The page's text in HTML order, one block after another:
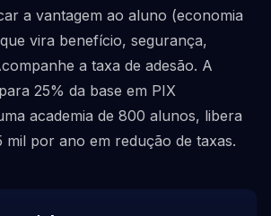
a vantagem ao aluno (economia
vira benefício, segurança,
a taxa de adesão. A
25% da base em PIX
academia de 800 alunos, libera
mil por ano em redução de taxas.